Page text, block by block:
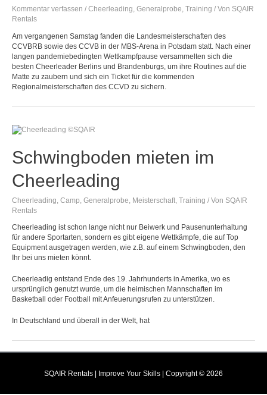
Kommentar verfassen / Cheerleading, Generalprobe, Training / Von SQAIR
Rentals
Am vergangenen Samstag fanden die Landesmeisterschaften des
CCVBRB sowie des CCVB in der MBS-Arena in Potsdam statt. Nach einer
langen pandemiebedingten Wettkampfpause versammelten sich die
besten Cheerleader Berlins und Brandenburgs, um ihre Routines auf die
Matte zu zaubern und sich ein Ticket für die kommenden
Regionalmeisterschaften des CCVD zu sichern.
Schwingboden mieten im
Cheerleading
Cheerleading Camp Generalprobe Meisterschaft Training / Von SQAIR
Rentals
Cheerleading ist schon lange nicht nur Beiwerk und Pausenunterhaltung
für andere Sportarten, sondern es gibt eigene Wettkämpfe, die auf Top
Equipment ausgetragen werden, wie z.B. auf einem Schwingboden, den
Ihr bei uns mieten könnt.
Cheerleadig entstand Ende des 19. Jahrhunderts in Amerika, wo es
ursprünglich genutzt wurde, um die heimischen Mannschaften im
Basketball oder Football mit Anfeuerungsrufen zu unterstützen.
In Deutschland und überall in der Welt, hat
SQAIR Rentals | Improve Your Skills | Copyright © 2026